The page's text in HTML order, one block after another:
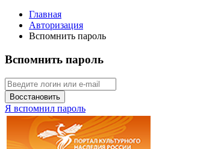
Главная
Авторизация
Вспомнить пароль
Вспомнить пароль
Восстановить
Я вспомнил пароль